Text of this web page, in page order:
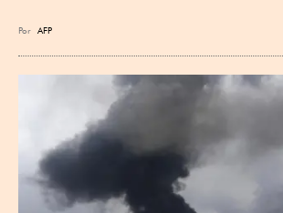
Por AFP